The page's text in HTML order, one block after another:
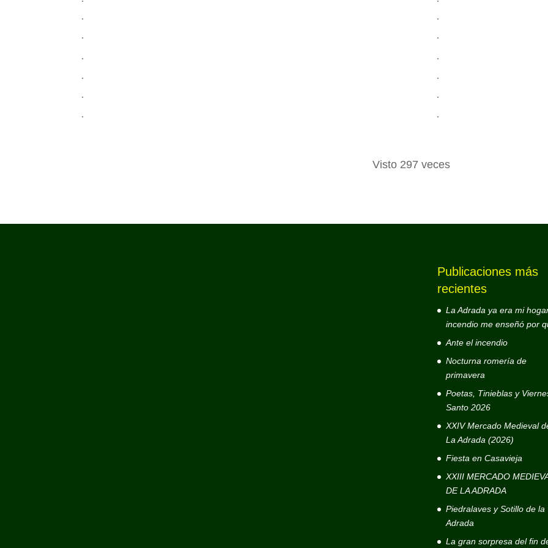
Visto 297 veces
Publicaciones más
recientes
La Adrada ya era mi
incendio me enseñó por
Ante el incendio
Nocturna romería de
primavera
Poetas, Tinieblas y
Santo 2026
XXIV Mercado Medieval
La Adrada (2026)
Fiesta en Casavieja
XXIII MERCADO
DE LA ADRADA
Piedralaves y Sotillo de la
Adrada
La gran sorpresa del fin